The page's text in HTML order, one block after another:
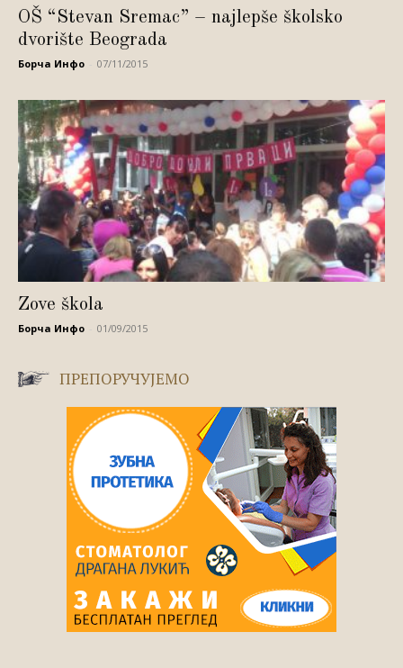
OŠ “Stevan Sremac” – najlepše školsko
dvorište Beograda
Борча Инфо 07/11/2015
Zove škola
Борча Инфо 01/09/2015
ПРЕПОРУЧУЈЕМО